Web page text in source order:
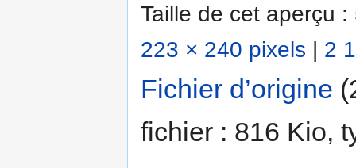
Taille de cet aperçu :
223 × 240 pixels | 2
Fichier d’origine
fichier : 816 Kio,